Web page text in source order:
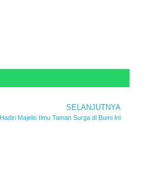
SELANJUTNYA
Hadiri Majelis Ilmu Taman Surga di Bumi Ini